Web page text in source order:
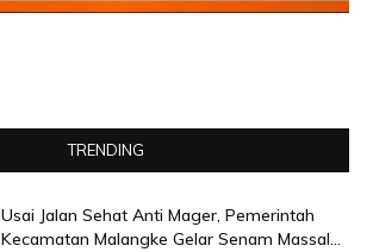
TRENDING
Usai Jalan Sehat Anti Mager, Pemerintah
Kecamatan Malangke Gelar Senam Massal...